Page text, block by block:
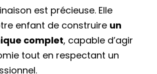
est précieuse. Elle
enfant de construire un
complet, capable d’agir
tout en respectant un